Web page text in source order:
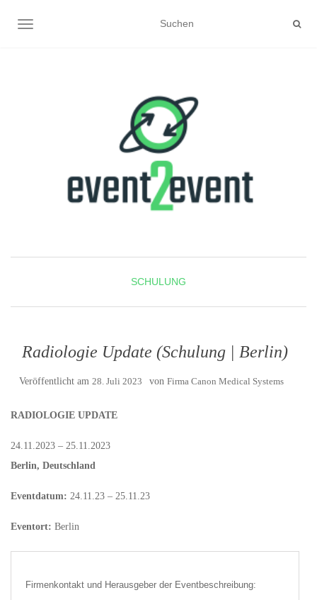
NAVIGATION UMSCHALTEN
SCHULUNG
Radiologie Update (Schulung | Berlin)
Veröffentlicht am 28. Juli 2023 von Firma Canon Medical Systems
RADIOLOGIE UPDATE
24.11.2023 – 25.11.2023
Berlin, Deutschland
Eventdatum: 24.11.23 – 25.11.23
Eventort: Berlin
Firmenkontakt und Herausgeber der Eventbeschreibung: